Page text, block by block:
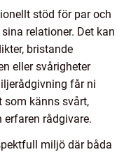
stöd för par och
relationer. Det kan
bristande
eller svårigheter
får ni
som känns svårt,
rådgivare.
miljö där båda